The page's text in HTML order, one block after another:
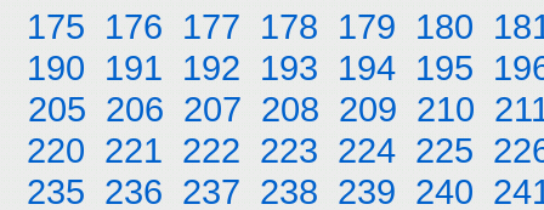
175 176 177 178 179 180
190 191 192 193 194 195
205 206 207 208 209 210
220 221 222 223 224 225
235 236 237 238 239 240